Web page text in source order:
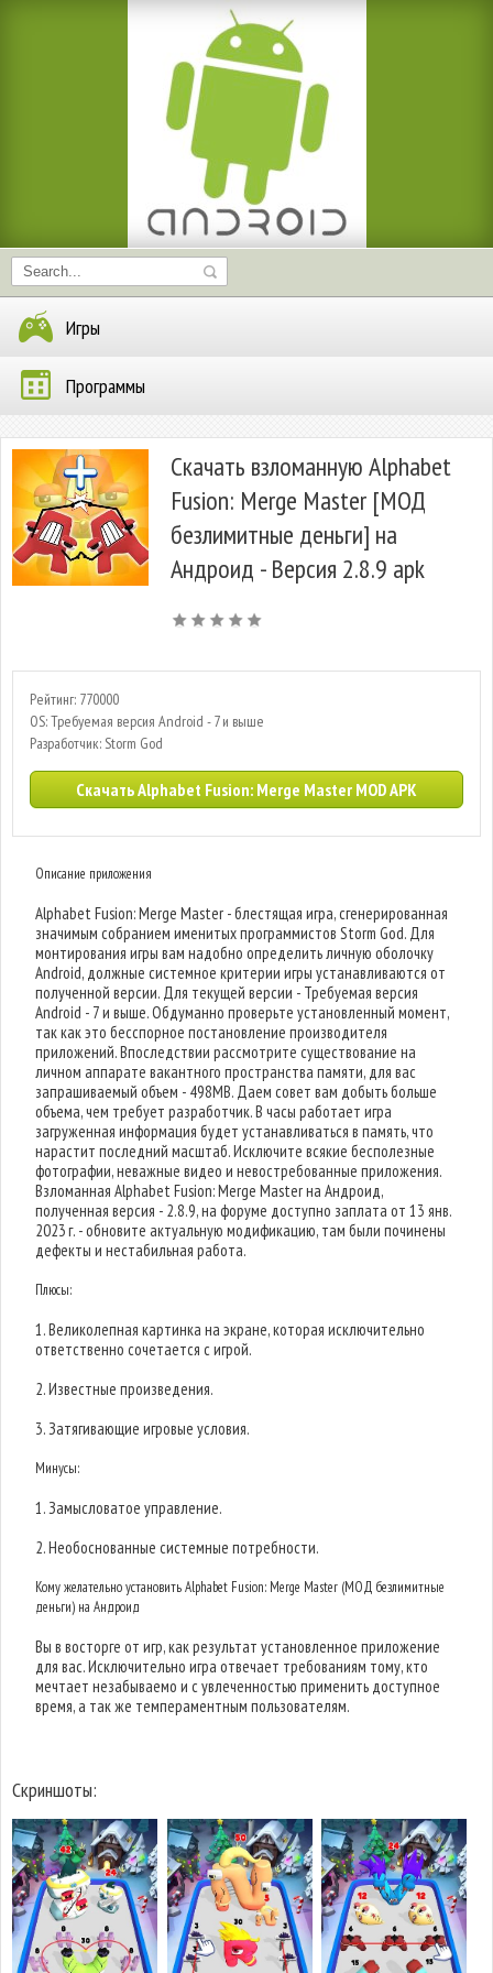
Игры
Программы
Скачать взломанную Alphabet
Fusion: Merge Master [МОД
безлимитные деньги] на
Андроид - Версия 2.8.9 apk
Рейтинг: 770000
OS: Требуемая версия Android - 7 и выше
Разработчик: Storm God
Скачать Alphabet Fusion: Merge Master MOD APK
Описание приложения
Alphabet Fusion: Merge Master - блестящая игра, сгенерированная
значимым собранием именитых программистов Storm God. Для
монтирования игры вам надобно определить личную оболочку
Android, должные системное критерии игры устанавливаются от
полученной версии. Для текущей версии - Требуемая версия
Android - 7 и выше. Обдуманно проверьте установленный момент,
так как это бесспорное постановление производителя
приложений. Впоследствии рассмотрите существование на
личном аппарате вакантного пространства памяти, для вас
запрашиваемый объем - 498MB. Даем совет вам добыть больше
объема, чем требует разработчик. В часы работает игра
загруженная информация будет устанавливаться в память, что
нарастит последний масштаб. Исключите всякие бесполезные
фотографии, неважные видео и невостребованные приложения.
Взломанная Alphabet Fusion: Merge Master на Андроид,
полученная версия - 2.8.9, на форуме доступно заплата от 13 янв.
2023 г. - обновите актуальную модификацию, там были починены
дефекты и нестабильная работа.
Плюсы:
1. Великолепная картинка на экране, которая исключительно
ответственно сочетается с игрой.
2. Известные произведения.
3. Затягивающие игровые условия.
Минусы:
1. Замысловатое управление.
2. Необоснованные системные потребности.
Кому желательно установить Alphabet Fusion: Merge Master (МОД безлимитные
деньги) на Андроид
Вы в восторге от игр, как результат установленное приложение
для вас. Исключительно игра отвечает требованиям тому, кто
мечтает незабываемо и с увлеченностью применить доступное
время, а так же темпераментным пользователям.
Скриншоты: